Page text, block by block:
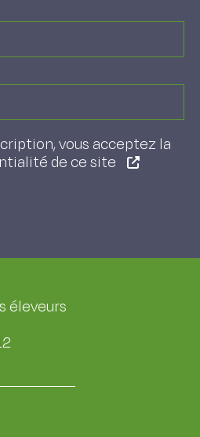
vous acceptez la
de ce site
éleveurs